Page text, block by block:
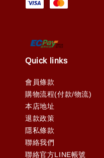
Quick links
會員條款
購物流程(付款/物流)
本店地址
退款政策
隱私條款
聯絡我們
聯絡官方LINE帳號